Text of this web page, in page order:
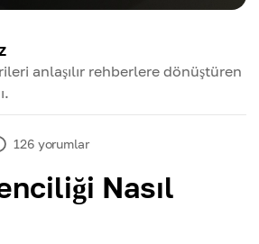
anlaşılır rehberlere dönüştüren
126 yorumlar
Nasıl